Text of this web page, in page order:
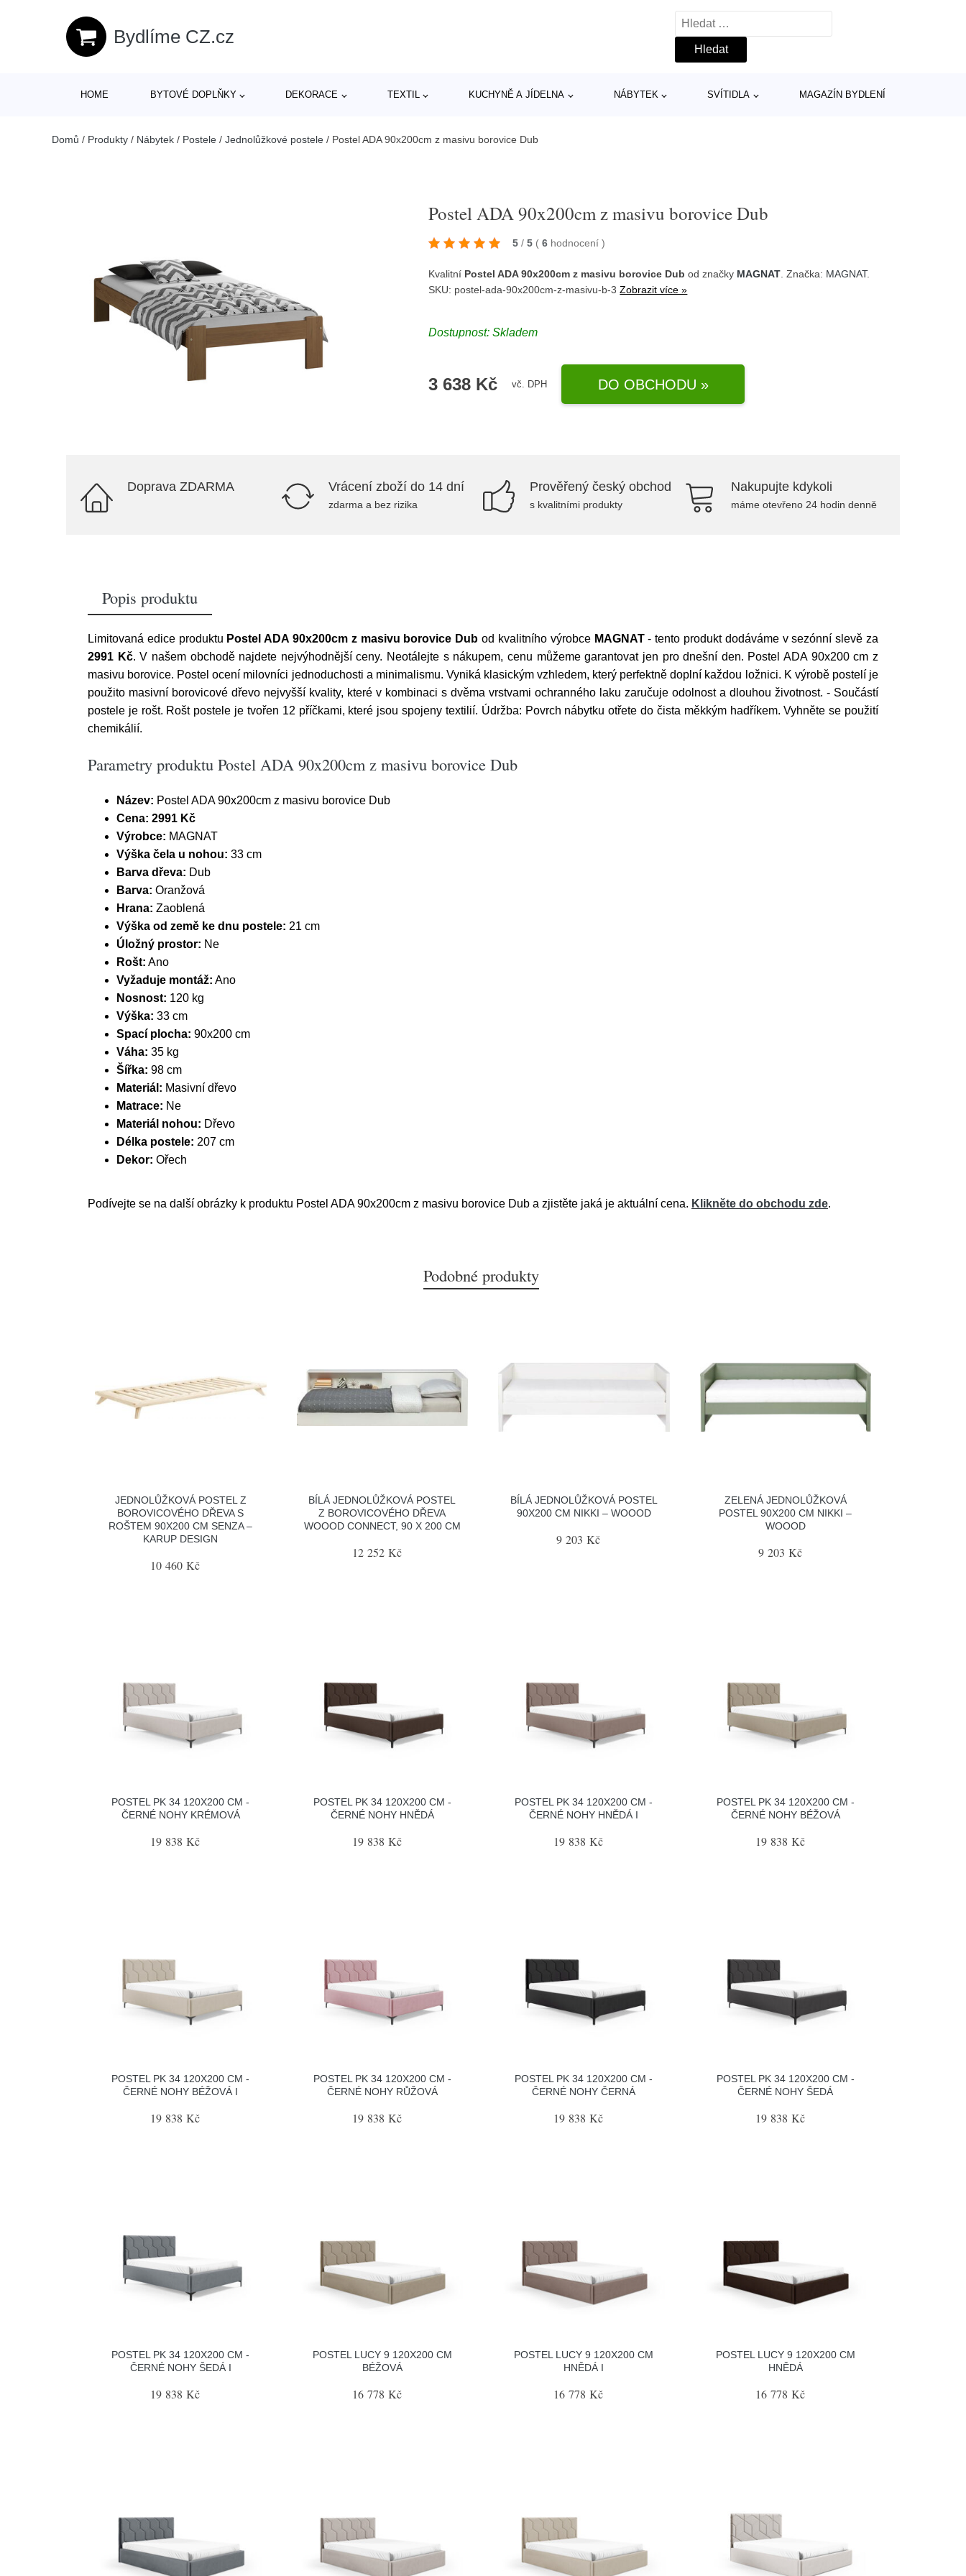
Bydlíme CZ.cz
Vyhledávání
HOME BYTOVÉ DOPLŇKY DEKORACE TEXTIL KUCHYNĚ A JÍDELNA NÁBYTEK SVÍTIDLA MAGAZÍN BYDLENÍ
Domů / Produkty / Nábytek / Postele / Jednolůžkové postele / Postel ADA 90x200cm z masivu borovice Dub
Postel ADA 90x200cm z masivu borovice Dub
5 / 5 ( 6 hodnocení)
Kvalitní Postel ADA 90x200cm z masivu borovice Dub od značky MAGNAT . Značka: MAGNAT.
SKU: postel-ada-90x200cm-z-masivu-b-3Zobrazit více »
Dostupnost:Skladem
3 638 Kč vč. DPH DO OBCHODU »
Doprava ZDARMA Vrácení zboží do 14 dní
zdarma a bez rizika
Prověřený český obchod
s kvalitními produkty
Nakupujte kdykoli
máme otevřeno 24 hodin denně
Popis produktu
Limitovaná edice produktu Postel ADA 90x200cm z masivu borovice Dub od kvalitního výrobce MAGNAT- tento produkt dodáváme v sezónní slevě za
2991 Kč. V našem obchodě najdete nejvýhodnější ceny. Neotálejte s nákupem, cenu můžeme garantovat jen pro dnešní den. Postel ADA 90x200 cm z
masivu borovice. Postel ocení milovníci jednoduchosti a minimalismu. Vyniká klasickým vzhledem, který perfektně doplní každou ložnici. K výrobě postelí je
použito masivní borovicové dřevo nejvyšší kvality, které v kombinaci s dvěma vrstvami ochranného laku zaručuje odolnost a dlouhou životnost. - Součástí
postele je rošt. Rošt postele je tvořen 12 příčkami, které jsou spojeny textilií. Údržba: Povrch nábytku otřete do čista měkkým hadříkem. Vyhněte se použití
chemikálií.
Parametry produktu Postel ADA 90x200cm z masivu borovice Dub
Název: Postel ADA 90x200cm z masivu borovice Dub
Cena: 2991 Kč
Výrobce: MAGNAT
Výška čela u nohou: 33 cm
Barva dřeva: Dub
Barva: Oranžová
Hrana: Zaoblená
Výška od země ke dnu postele: 21 cm
Úložný prostor: Ne
Rošt: Ano
Vyžaduje montáž: Ano
Nosnost: 120 kg
Výška: 33 cm
Spací plocha: 90x200 cm
Váha: 35 kg
Šířka: 98 cm
Materiál: Masivní dřevo
Matrace: Ne
Materiál nohou: Dřevo
Délka postele: 207 cm
Dekor: Ořech
Podívejte se na další obrázky k produktu Postel ADA 90x200cm z masivu borovice Dub a zjistěte jaká je aktuální cena. Klikněte do obchodu zde.
Podobné produkty
JEDNOLŮŽKOVÁ POSTEL Z
BOROVICOVÉHO DŘEVA S
ROŠTEM 90X200 CM SENZA –
KARUP DESIGN
10 460 Kč
BÍLÁ JEDNOLŮŽKOVÁ POSTEL
Z BOROVICOVÉHO DŘEVA
WOOOD CONNECT, 90 X 200 CM
12 252 Kč
BÍLÁ JEDNOLŮŽKOVÁ POSTEL
90X200 CM NIKKI – WOOOD
9 203 Kč
ZELENÁ JEDNOLŮŽKOVÁ
POSTEL 90X200 CM NIKKI –
WOOOD
9 203 Kč
POSTEL PK 34 120X200 CM -
ČERNÉ NOHY KRÉMOVÁ
19 838 Kč
POSTEL PK 34 120X200 CM -
ČERNÉ NOHY HNĚDÁ
19 838 Kč
POSTEL PK 34 120X200 CM -
ČERNÉ NOHY HNĚDÁ I
19 838 Kč
POSTEL PK 34 120X200 CM -
ČERNÉ NOHY BÉŽOVÁ
19 838 Kč
POSTEL PK 34 120X200 CM -
ČERNÉ NOHY BÉŽOVÁ I
19 838 Kč
POSTEL PK 34 120X200 CM -
ČERNÉ NOHY RŮŽOVÁ
19 838 Kč
POSTEL PK 34 120X200 CM -
ČERNÉ NOHY ČERNÁ
19 838 Kč
POSTEL PK 34 120X200 CM -
ČERNÉ NOHY ŠEDÁ
19 838 Kč
POSTEL PK 34 120X200 CM -
ČERNÉ NOHY ŠEDÁ I
19 838 Kč
POSTEL LUCY 9 120X200 CM
BÉŽOVÁ
16 778 Kč
POSTEL LUCY 9 120X200 CM
HNĚDÁ I
16 778 Kč
POSTEL LUCY 9 120X200 CM
HNĚDÁ
16 778 Kč